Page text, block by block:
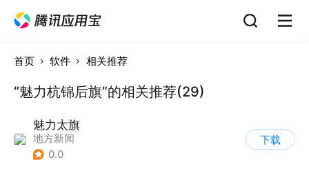
首页 软件 相关推荐
“魅力杭锦后旗”的相关推荐(29)
魅力太旗
地方新闻
0.0
下载